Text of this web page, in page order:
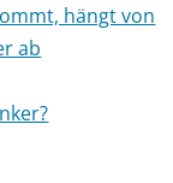
hängt von
ab